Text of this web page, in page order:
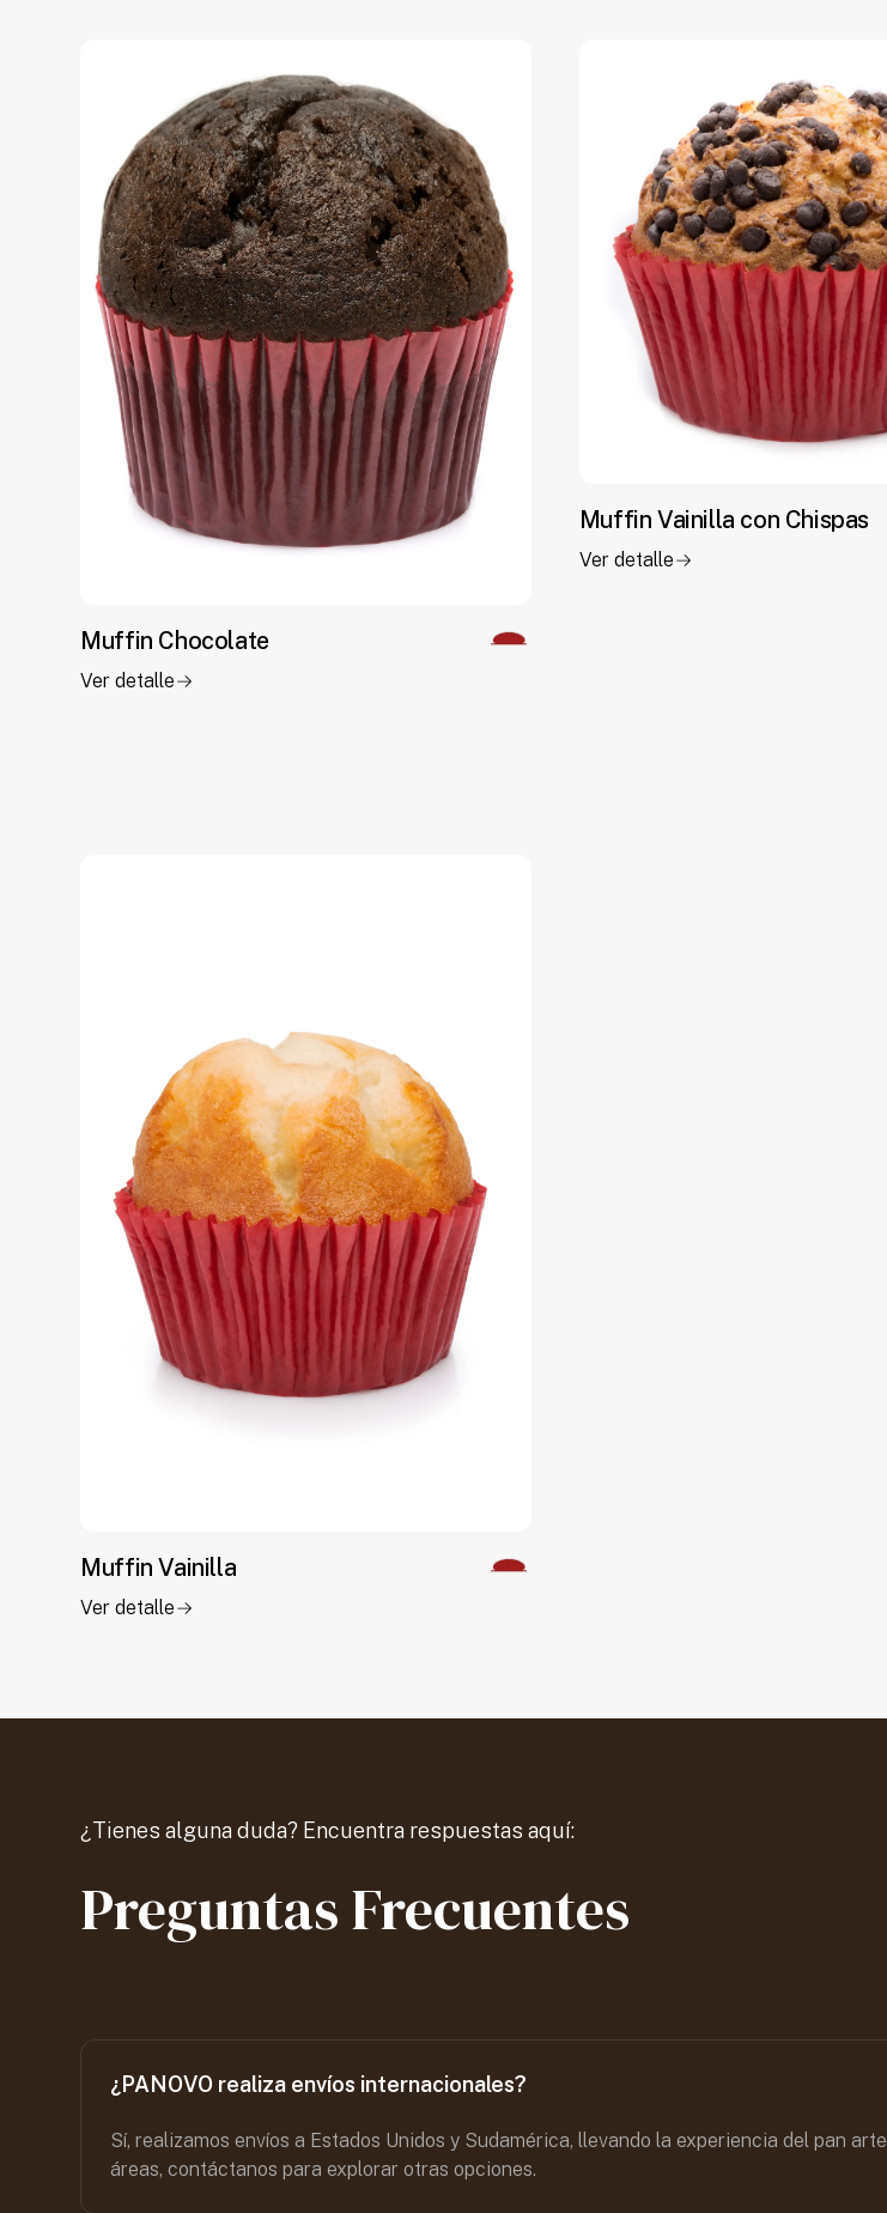
Muffin Chocolate
Ver detalle
Muffin Vainilla con Chispas
Ver detalle
Muffin Vainilla
Ver detalle
¿Tienes alguna duda? Encuentra respuestas aquí:
Preguntas Frecuentes
¿PANOVO realiza envíos internacionales?
Sí, realizamos envíos a Estados Unidos y Sudamérica, llevando la experiencia del pan
áreas, contáctanos para explorar otras opciones.